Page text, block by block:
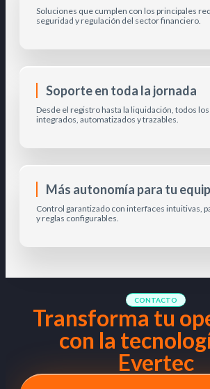
Soluciones que cumplen con los principales
seguridad y regulación del sector financiero.
Soporte en toda la jornada
Desde el registro hasta la liquidación, todos
integrados, automatizados y trazables.
Más autonomía para tu
Control garantizado con interfaces intuitivas,
y reglas configurables.
CONTACTO
Transforma tu
con la
Evertec